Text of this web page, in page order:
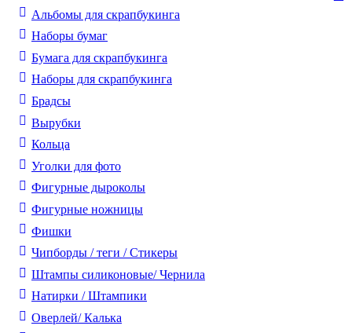
Альбомы для скрапбукинга
Наборы бумаг
Бумага для скрапбукинга
Наборы для скрапбукинга
Брадсы
Вырубки
Кольца
Уголки для фото
Фигурные дыроколы
Фигурные ножницы
Фишки
Чипборды / теги / Стикеры
Штампы силиконовые/ Чернила
Натирки / Штампики
Оверлей/ Калька